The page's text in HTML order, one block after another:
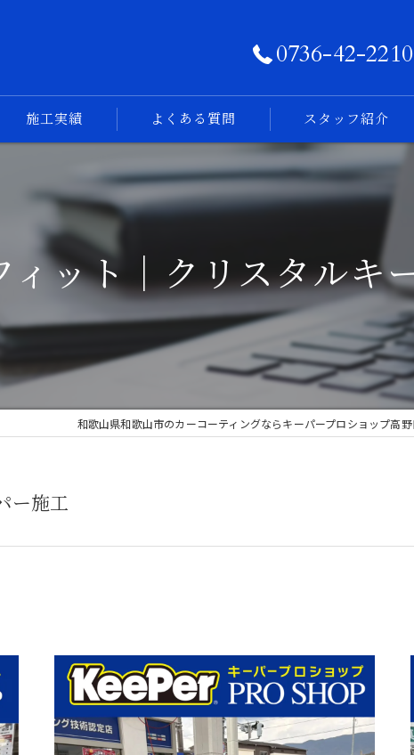
0736-42-2210
施工実績 よくある質問 スタッフ紹介
ィット｜クリスタルキ
和歌山県和歌山市のカーコーティングならキーパープロショップ高野
ー施工